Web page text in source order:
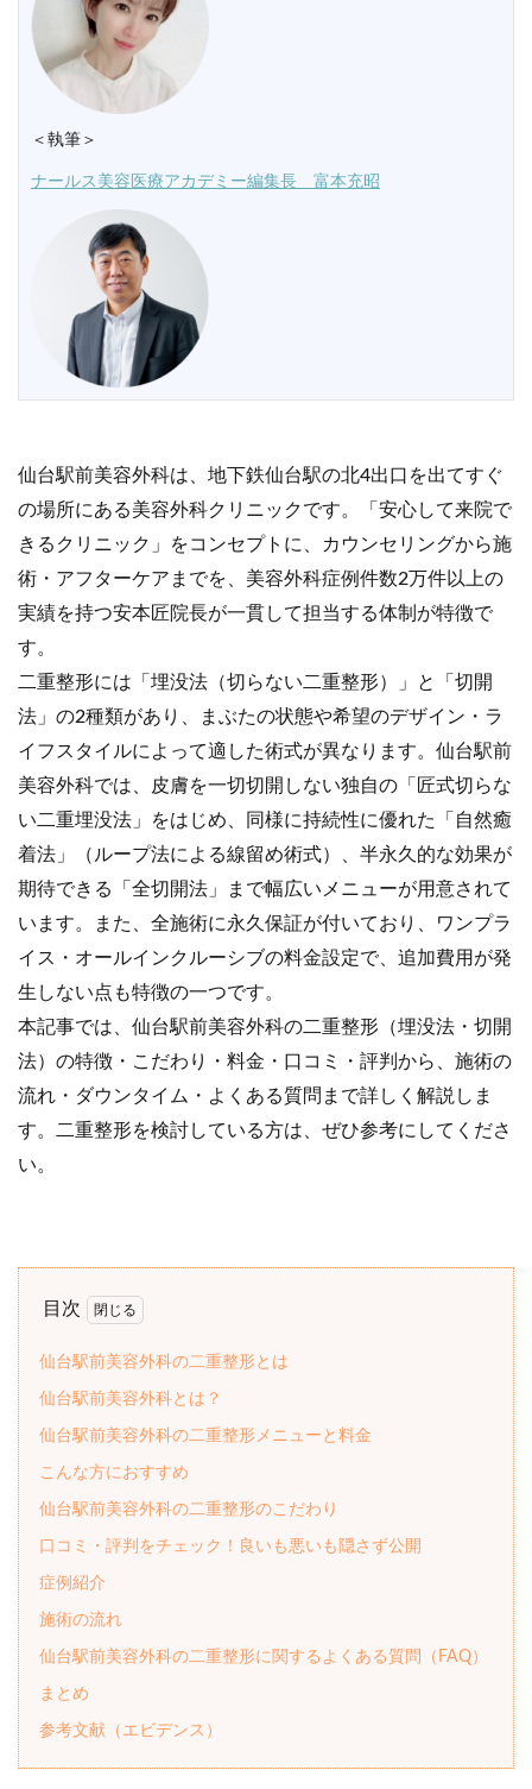
＜執筆＞
ナールス美容医療アカデミー編集長 富本充昭
仙台駅前美容外科は、地下鉄仙台駅の北4出口を出てすぐ
の場所にある美容外科クリニックです。「安心して来院で
きるクリニック」をコンセプトに、カウンセリングから施
術・アフターケアまでを、美容外科症例件数2万件以上の
実績を持つ安本匠院長が一貫して担当する体制が特徴で
す。
二重整形には「埋没法（切らない二重整形）」と「切開
法」の2種類があり、まぶたの状態や希望のデザイン・ラ
イフスタイルによって適した術式が異なります。仙台駅前
美容外科では、皮膚を一切切開しない独自の「匠式切らな
い二重埋没法」をはじめ、同様に持続性に優れた「自然癒
着法」（ループ法による線留め術式）、半永久的な効果が
期待できる「全切開法」まで幅広いメニューが用意されて
います。また、全施術に永久保証が付いており、ワンプラ
イス・オールインクルーシブの料金設定で、追加費用が発
生しない点も特徴の一つです。
本記事では、仙台駅前美容外科の二重整形（埋没法・切開
法）の特徴・こだわり・料金・口コミ・評判から、施術の
流れ・ダウンタイム・よくある質問まで詳しく解説しま
す。二重整形を検討している方は、ぜひ参考にしてくださ
い。
目次
仙台駅前美容外科の二重整形とは
仙台駅前美容外科とは？
仙台駅前美容外科の二重整形メニューと料金
こんな方におすすめ
仙台駅前美容外科の二重整形のこだわり
口コミ・評判をチェック！良いも悪いも隠さず公開
症例紹介
施術の流れ
仙台駅前美容外科の二重整形に関するよくある質問（FAQ）
まとめ
参考文献（エビデンス）